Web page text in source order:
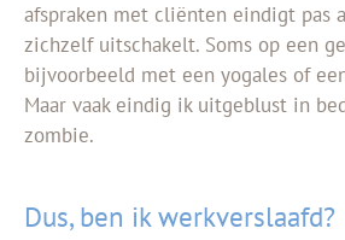
afspraken met cliënten eindigt pas
zichzelf uitschakelt. Soms op een
bijvoorbeeld met een yogales of
Maar vaak eindig ik uitgeblust in
zombie.
Dus, ben ik werkverslaafd?